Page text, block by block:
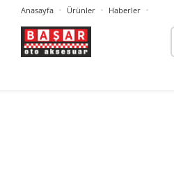
Anasayfa Ürünler Haberler